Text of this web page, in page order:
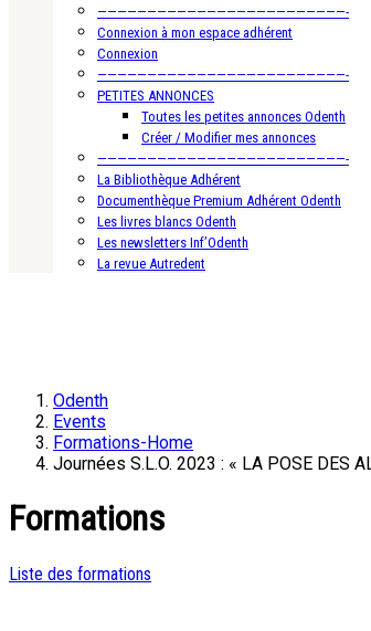
—————————————————————————-
Connexion à mon espace adhérent
Connexion
—————————————————————————-
PETITES ANNONCES
Toutes les petites annonces Odenth
Créer / Modifier mes annonces
—————————————————————————-
La Bibliothèque Adhérent
Documenthèque Premium Adhérent Odenth
Les livres blancs Odenth
Les newsletters Inf’Odenth
La revue Autredent
Odenth
Events
Formations-Home
Journées S.L.O. 2023 : « LA POSE DES
Formations
Liste des formations